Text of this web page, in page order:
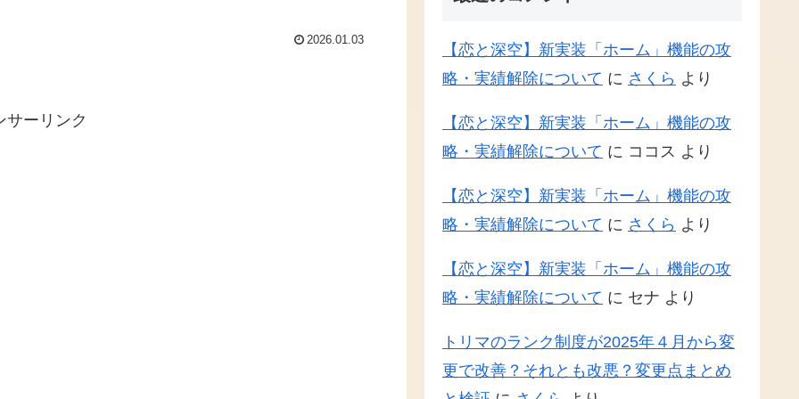
2026.01.03
サーリンク
【恋と深空】新実装「ホーム」機能の攻
略・実績解除について に さくら より
【恋と深空】新実装「ホーム」機能の攻
略・実績解除について に ココス より
【恋と深空】新実装「ホーム」機能の攻
略・実績解除について に さくら より
【恋と深空】新実装「ホーム」機能の攻
略・実績解除について に セナ より
トリマのランク制度が2025年４月から変
更で改善？それとも改悪？変更点まとめ